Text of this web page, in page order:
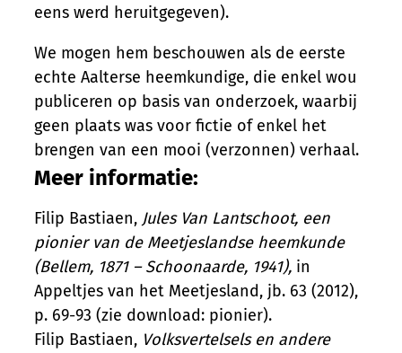
eens werd heruitgegeven).
We mogen hem beschouwen als de eerste
echte Aalterse heemkundige, die enkel wou
publiceren op basis van onderzoek, waarbij
geen plaats was voor fictie of enkel het
brengen van een mooi (verzonnen) verhaal.
Meer informatie:
Filip Bastiaen, Jules Van Lantschoot, een
pionier van de Meetjeslandse heemkunde
(Bellem, 1871 – Schoonaarde, 1941), in
Appeltjes van het Meetjesland, jb. 63 (2012),
p. 69-93 (zie download: pionier).
Filip Bastiaen, Volksvertelsels en andere